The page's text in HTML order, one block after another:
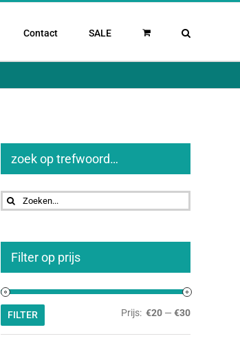
Contact SALE
zoek op trefwoord…
Zoeken
naar:
Filter op prijs
Min.
Max.
FILTER Prijs: €20 — €30